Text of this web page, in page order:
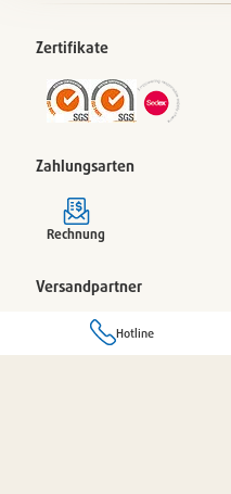
Zertifikate
Zahlungsarten
Rechnung
Versandpartner
Hotline